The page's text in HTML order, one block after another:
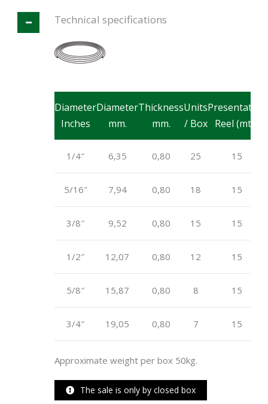
Technical specifications
Diameter
Inches
Diameter
mm.
Thickness
mm.
Units
/ Box
Presentation
Reel (mts)
1/4″ 6,35 0,80 25 15
5/16″ 7,94 0,80 18 15
3/8″ 9,52 0,80 15 15
1/2″ 12,07 0,80 12 15
5/8″ 15,87 0,80 8 15
3/4″ 19,05 0,80 7 15
Approximate weight per box 50kg.
The sale is only by closed box